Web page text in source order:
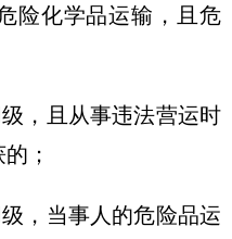
险化学品运输，且危
，且从事违法营运时
；
，当事人的危险品运